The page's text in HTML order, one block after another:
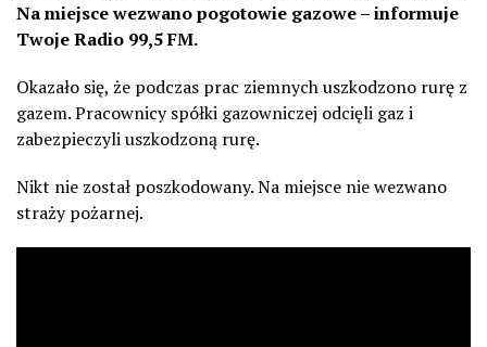
Na miejsce wezwano pogotowie gazowe – informuje
Twoje Radio 99,5 FM.
Okazało się, że podczas prac ziemnych uszkodzono rurę z
gazem. Pracownicy spółki gazowniczej odcięli gaz i
zabezpieczyli uszkodzoną rurę.
Nikt nie został poszkodowany. Na miejsce nie wezwano
straży pożarnej.